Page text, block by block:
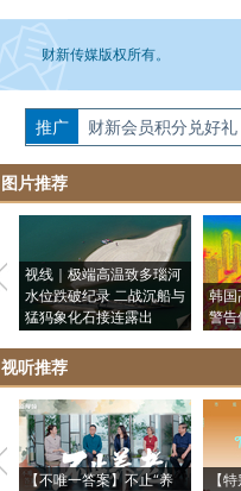
财新传媒版权所有。
如需刊登转载请点击右侧按钮
推广 财新会员积分兑好礼
图片推荐
视线｜极端高温致多瑙河
水位跌破纪录 二战沉船与
猛犸象化石接连露出
韩国
警告
视听推荐
【不唯一答案】不止“养
【